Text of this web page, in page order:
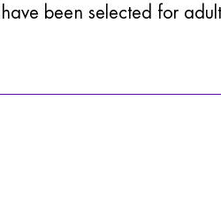
have been selected for